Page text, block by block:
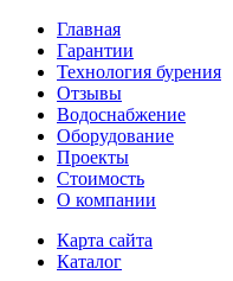
Главная
Гарантии
Технология бурения
Отзывы
Водоснабжение
Оборудование
Проекты
Стоимость
О компании
Карта сайта
Каталог